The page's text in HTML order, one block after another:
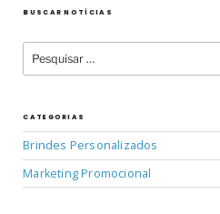
BUSCAR NOTÍCIAS
CATEGORIAS
Brindes Personalizados
Marketing Promocional